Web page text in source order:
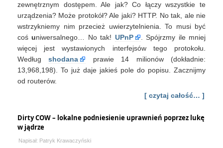
zewnętrznym dostępem. Ale jak? Co łączy wszystkie te
urządzenia? Może protokół? Ale jaki? HTTP. No tak, ale nie
wstrzykniemy nim przecież uwierzytelnienia. To musi być
cośuniwersalnego… No tak! UPnP
. Spójrzmy ile mniej
więcej jest wystawionych interfejsów tego protokołu.
Wedługshodana
prawie 14 milionów (dokładnie:
13,968,198). To już daje jakieś pole do popisu. Zacznijmy
od routerów.
[ czytaj całość… ]
Dirty COW – lokalne podniesienie uprawnień poprzez lukę
w jądrze
Napisał: Patryk Krawaczyński